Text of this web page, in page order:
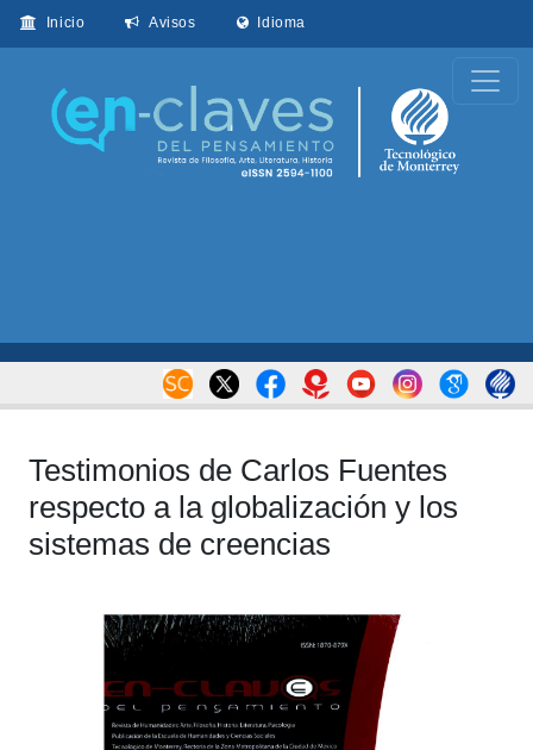
Inicio Avisos Idioma
Testimonios de Carlos Fuentes
respecto a la globalización y los
sistemas de creencias
artículo